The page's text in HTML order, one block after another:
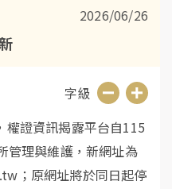
2026/06/26
字級
縮
小
字
級
放
大
字
級
權證資訊揭露平台自115
管理與維護，新網址為
；原網址將於同日起停